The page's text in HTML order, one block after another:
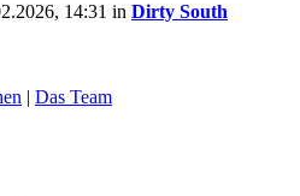
14:31 in Dirty South
| Das Team